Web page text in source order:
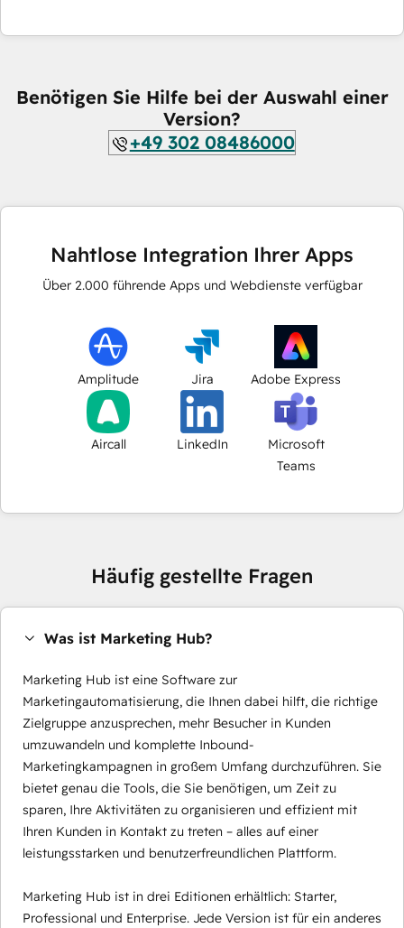
Benötigen Sie Hilfe bei der Auswahl einer
Version?
+49 302 08486000
Nahtlose Integration Ihrer Apps
Über 2.000 führende Apps und Webdienste verfügbar
Amplitude Jira Adobe Express
Aircall LinkedIn
Microsoft
Teams
Häufig gestellte Fragen
Was ist Marketing Hub?
Marketing Hub ist eine Software zur
Marketingautomatisierung, die Ihnen dabei hilft, die richtige
Zielgruppe anzusprechen, mehr Besucher in Kunden
umzuwandeln und komplette Inbound-
Marketingkampagnen in großem Umfang durchzuführen. Sie
bietet genau die Tools, die Sie benötigen, um Zeit zu
sparen, Ihre Aktivitäten zu organisieren und effizient mit
Ihren Kunden in Kontakt zu treten – alles auf einer
leistungsstarken und benutzerfreundlichen Plattform.
Marketing Hub ist in drei Editionen erhältlich: Starter,
Professional und Enterprise. Jede Version ist für ein anderes